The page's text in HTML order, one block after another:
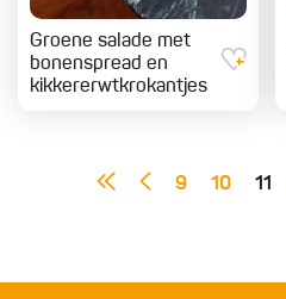
Groene salade met
bonenspread en
kikkererwtkrokantjes
9 10 11